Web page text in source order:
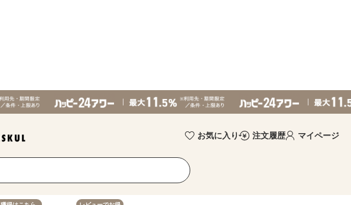
お気に入り 注文履歴 マイページ